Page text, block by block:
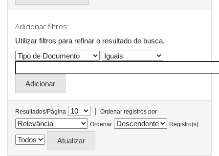
Adicionar filtros:
Utilizar filtros para refinar o resultado de busca.
Resultados/Página |
Ordenar registros por
Ordenar
Registro(s)